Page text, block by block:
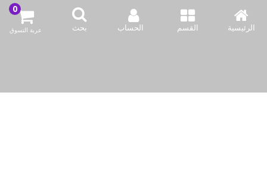
الرئيسية القسم الحساب بحث عربة التسوق